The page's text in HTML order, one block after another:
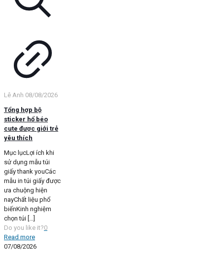
Lê Anh 08/08/2026
Tổng hợp bộ
sticker hổ béo
cute được giới trẻ
yêu thích
Mục lụcLợi ích khi
sử dụng mẫu túi
giấy thank youCác
mẫu in túi giấy được
ưa chuộng hiện
nayChất liệu phổ
biếnKinh nghiệm
chọn túi
Do you like it?0
Read more
07/08/2026